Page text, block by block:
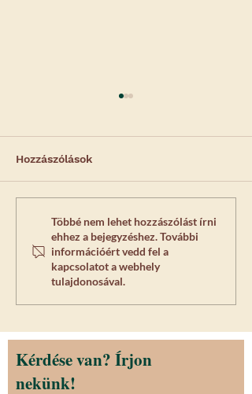
Laparoszkópos
ivartalanítás sebek -
Képgaléria 2.
Hozzászólások
Többé nem lehet hozzászólást írni
ehhez a bejegyzéshez. További
információért vedd fel a
kapcsolatot a webhely
tulajdonosával.
Kérdése van? Írjon
nekünk!